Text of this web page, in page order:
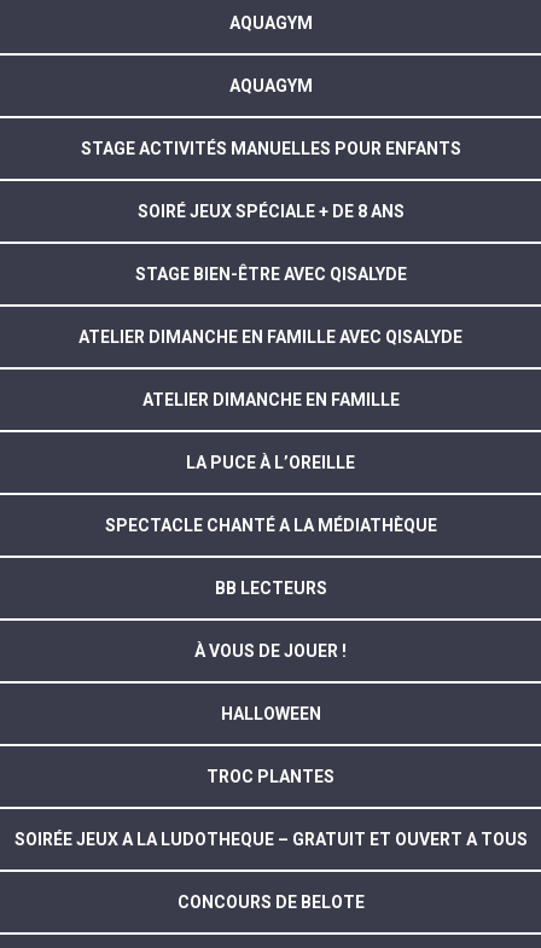
AQUAGYM
AQUAGYM
STAGE ACTIVITÉS MANUELLES POUR ENFANTS
SOIRÉ JEUX SPÉCIALE + DE 8 ANS
STAGE BIEN-ÊTRE AVEC QISALYDE
ATELIER DIMANCHE EN FAMILLE AVEC QISALYDE
ATELIER DIMANCHE EN FAMILLE
LA PUCE À L’OREILLE
SPECTACLE CHANTÉ A LA MÉDIATHÈQUE
BB LECTEURS
À VOUS DE JOUER !
HALLOWEEN
TROC PLANTES
SOIRÉE JEUX A LA LUDOTHEQUE – GRATUIT ET OUVERT A TOUS
CONCOURS DE BELOTE